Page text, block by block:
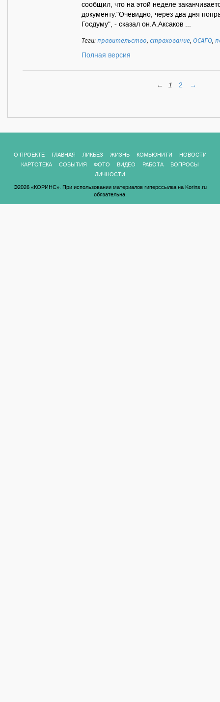
сообщил, что на этой неделе
документу."Очевидно, через два дня
Госдуму", - сказал он.А.Аксаков ...
Теги:правительство,страхование,ОСАГО,
Полная версия
← 1 2 →
О ПРОЕКТЕ ГЛАВНАЯ ЛИКБЕЗ ЖИЗНЬ КОМЬЮНИТИ
НОВОСТИ
КАРТОТЕКА
СОБЫТИЯ ФОТО ВИДЕО РАБОТА
ВОПРОСЫ
ЛИЧНОСТИ
©2026 «КОРИНС». При использовании материалов гиперссылка на Korins.ru
обязательна.